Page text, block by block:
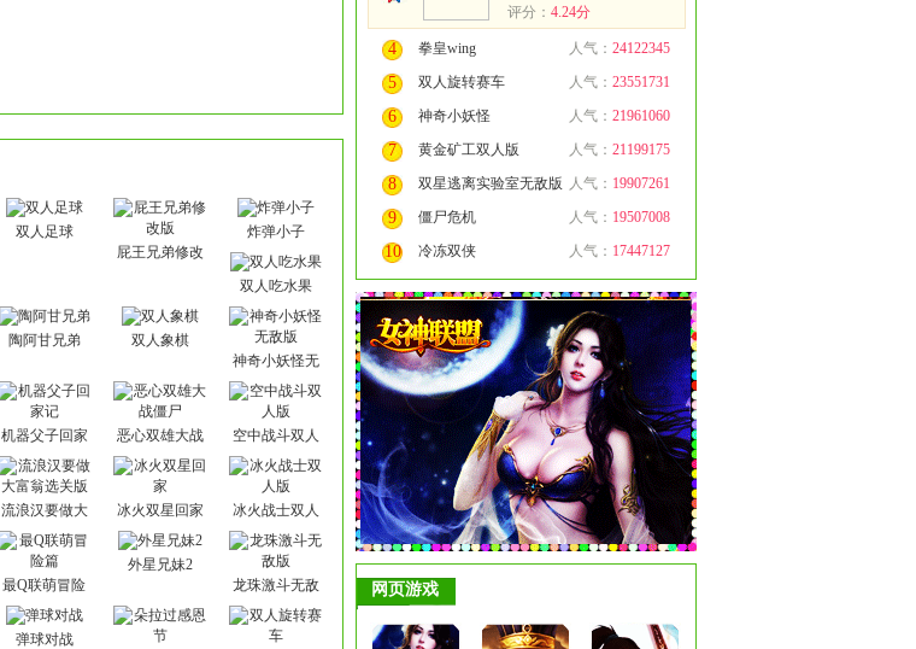
双人足球
屁王兄弟修改
炸弹小子
双人吃水果
陶阿甘兄弟
双人象棋
神奇小妖怪无
机器父子回家
恶心双雄大战
空中战斗双人
流浪汉要做大
冰火双星回家
冰火战士双人
最Q联萌冒险
外星兄妹2
龙珠激斗无敌
弹球对战
评分： 4.24分
4 拳皇wing 人气： 24122345
5 双人旋转赛车 人气： 23551731
6 神奇小妖怪 人气： 21961060
7 黄金矿工双人版 人气： 21199175
8 双星逃离实验室无敌版 人气： 19907261
9 僵尸危机 人气： 19507008
10 冷冻双侠 人气： 17447127
网页游戏